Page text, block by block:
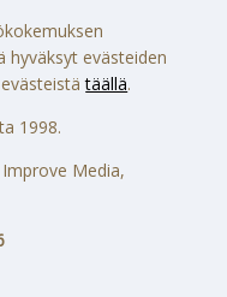
hyväksyt evästeiden
täällä.
1998.
Media,